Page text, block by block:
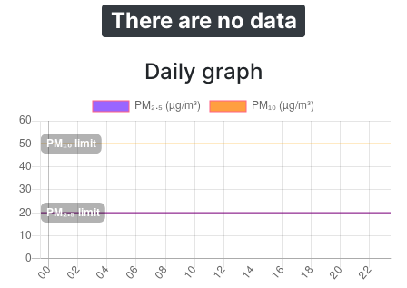
There are no data
Daily graph